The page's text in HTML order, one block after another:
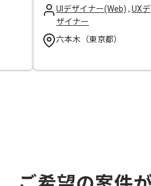
UIデザイナー(Web) , UXデ
ザイナー
六本木（東京都）